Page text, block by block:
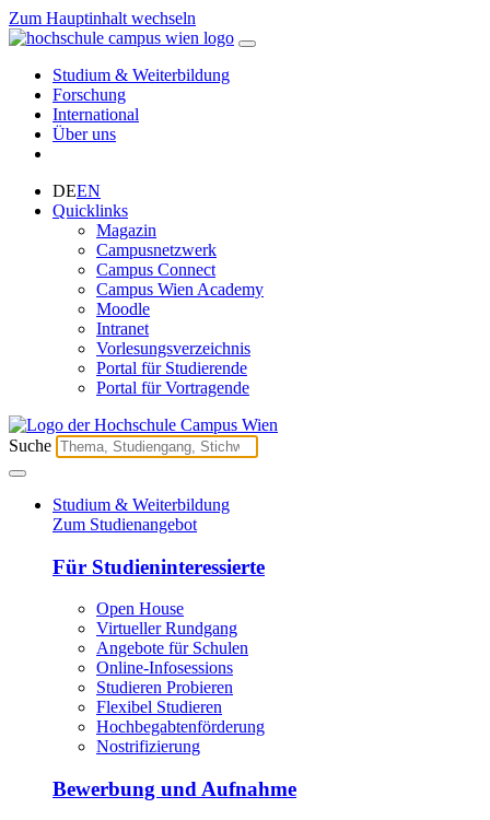
Zum Hauptinhalt wechseln
Studium & Weiterbildung
Forschung
International
Über uns
DEEN
Quicklinks
Magazin
Campusnetzwerk
Campus Connect
Campus Wien Academy
Moodle
Intranet
Vorlesungsverzeichnis
Portal für Studierende
Portal für Vortragende
Suche
Studium & Weiterbildung
Zum Studienangebot
Für Studieninteressierte
Open House
Virtueller Rundgang
Angebote für Schulen
Online-Infosessions
Studieren Probieren
Flexibel Studieren
Hochbegabtenförderung
Nostrifizierung
Bewerbung und Aufnahme